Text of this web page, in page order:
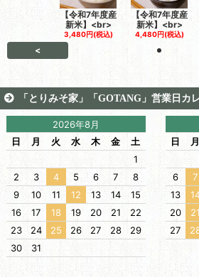
【令和7年度産
新米】<br>
3,480円(税込)
【令和7年度産
新米】<br>
4,480円(税込)
<
「とりみそ家」「GOTANG」営業日カ
2026年8月
日
月 火 水 木 金
土
1
2
3 4 5 6 7
8
9
10 11 12 13 14
15
16
17 18 19 20 21
22
23
24 25 26 27 28
29
30
31
日
月
6
7
13
20
21
27